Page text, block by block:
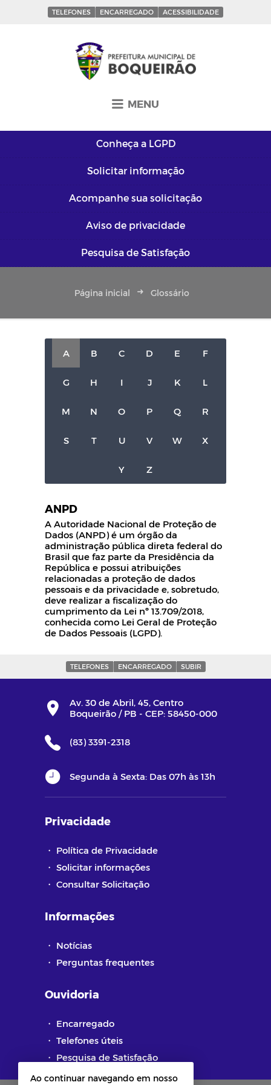
TELEFONES ENCARREGADO ACESSIBILIDADE
MENU
Conheça a LGPD
Solicitar informação
Acompanhe sua solicitação
Aviso de privacidade
Pesquisa de Satisfação
Página inicial Glossário
A B C D E F
G H I J K L
M N O P Q R
S T U V W X
Y Z
ANPD
A Autoridade Nacional de Proteção de
Dados (ANPD) é um órgão da
administração pública direta federal do
Brasil que faz parte da Presidência da
República e possui atribuições
relacionadas a proteção de dados
pessoais e da privacidade e, sobretudo,
deve realizar a fiscalização do
cumprimento da Lei nº 13.709/2018,
conhecida como Lei Geral de Proteção
de Dados Pessoais (LGPD).
TELEFONES ENCARREGADO SUBIR
Av. 30 de Abril, 45, Centro
Boqueirão / PB - CEP: 58450-000
(83) 3391-2318
Segunda à Sexta: Das 07h às 13h
Privacidade
・ Política de Privacidade
・ Solicitar informações
・ Consultar Solicitação
Informações
・ Notícias
・ Perguntas frequentes
Ouvidoria
・ Encarregado
・ Telefones úteis
・ Pesquisa de Satisfação
Ao continuar navegando em nosso